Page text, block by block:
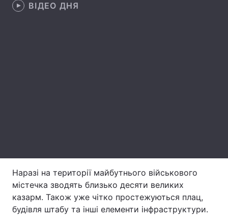
ВІДЕО ДНЯ
Наразі на території майбутнього військового
містечка зводять близько десяти великих
казарм. Також уже чітко простежуються плац,
будівля штабу та інші елементи інфраструктури.